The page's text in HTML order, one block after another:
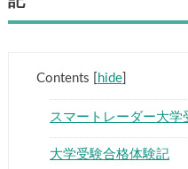
Contents hide]
スマートレーダー大学
大学受験合格体験記